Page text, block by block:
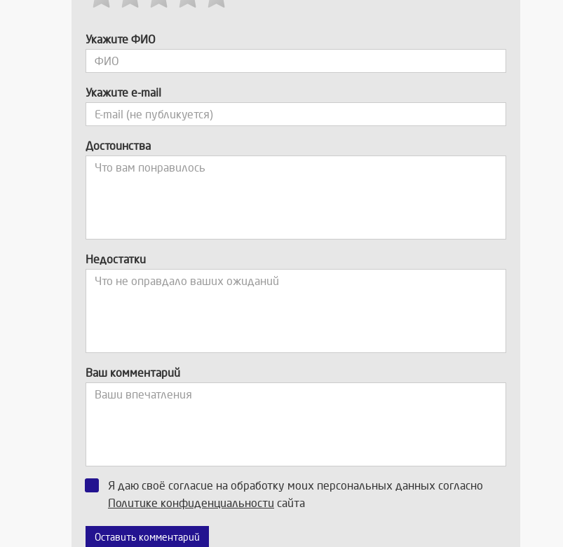
Укажите ФИО
Укажите e-mail
Достоинства
Недостатки
Ваш комментарий
Я даю своё согласие на обработку моих персональных данных согласно
Политике конфиденциальности сайта
Оставить комментарий